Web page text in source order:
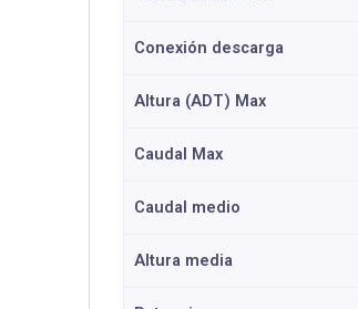
Conexión descarga
Altura (ADT) Max
Caudal Max
Caudal medio
Altura media